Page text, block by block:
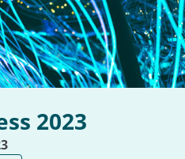
2023